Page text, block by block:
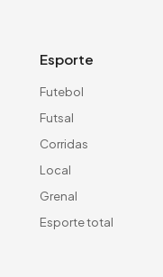
Esporte
Futebol
Futsal
Corridas
Local
Grenal
Esporte total